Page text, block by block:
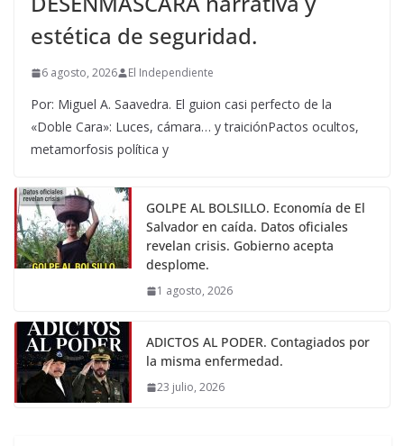
estética de seguridad.
6 agosto, 2026 El Independiente
Por: Miguel A. Saavedra. El guion casi perfecto de la
«Doble Cara»: Luces, cámara… y traiciónPactos ocultos,
metamorfosis política y
GOLPE AL BOLSILLO. Economía de El
Salvador en caída. Datos oficiales
revelan crisis. Gobierno acepta
desplome.
1 agosto, 2026
ADICTOS AL PODER. Contagiados por
la misma enfermedad.
23 julio, 2026